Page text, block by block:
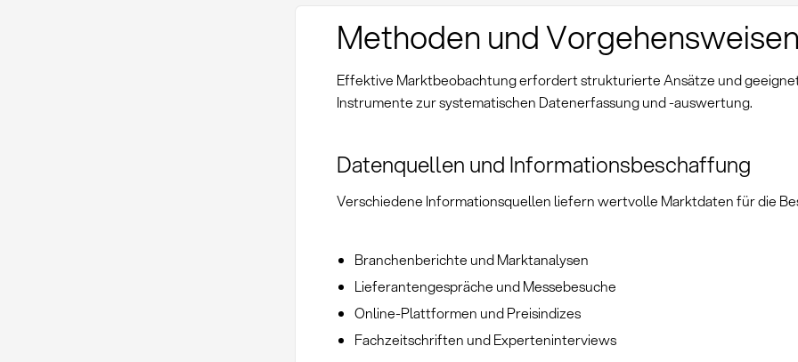
Methoden und Vorgehensweisen
Effektive Marktbeobachtung erfordert strukturierte Ansätze und
Instrumente zur systematischen Datenerfassung und -auswertung.
Datenquellen und Informationsbeschaffung
Verschiedene Informationsquellen liefern wertvolle Marktdaten für die
Branchenberichte und Marktanalysen
Lieferantengespräche und Messebesuche
Online-Plattformen und Preisindizes
Fachzeitschriften und Experteninterviews